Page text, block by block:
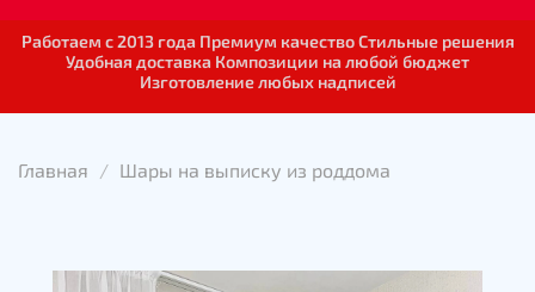
Работаем с 2013 года Премиум качество Стильные решения
Удобная доставка Композиции на любой бюджет
Изготовление любых надписей
Главная Шары на выписку из роддома